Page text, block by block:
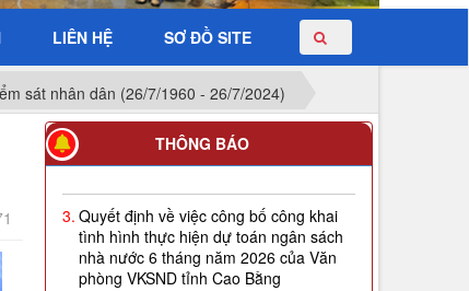
LIÊN HỆ SƠ ĐỒ SITE
sát nhân dân (26/7/1960 - 26/7/2024)
THÔNG BÁO
2.
Quyết định về việc công bố công khai
giao dự toán NSNN năm 2026
3.Quyết định về việc công bố công khai
tình hình thực hiện dự toán ngân sách
nhà nước 6 tháng năm 2026 của Văn
phòng VKSND tỉnh Cao Bằng